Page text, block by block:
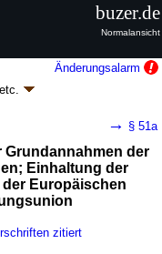
Änderungsalarm
etc.
zitiert
unmittelbar gelten
→ § 51a
der
Einhaltung der
Europäischen
zitiert
buzer.de
Normalansicht